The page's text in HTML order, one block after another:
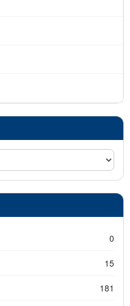
0
15
181